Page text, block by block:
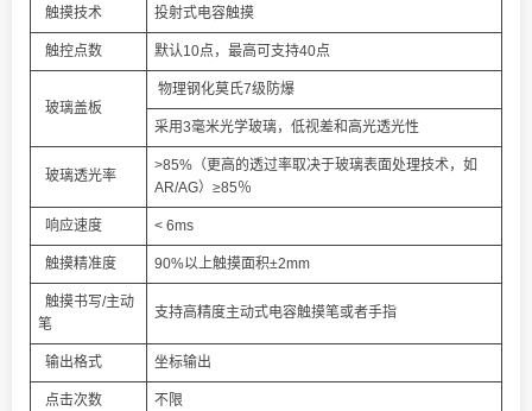
触摸技术 投射式电容触摸
触控点数 默认10点，最高可支持40点
玻璃盖板
物理钢化莫氏7级防爆
采用3毫米光学玻璃，低视差和高光透光性
玻璃透光率
>85%（更高的透过率取决于玻璃表面处理技术，如
AR/AG）≥85％
响应速度 < 6ms
触摸精准度 90%以上触摸面积±2mm
触摸书写/主动
笔
支持高精度主动式电容触摸笔或者手指
输出格式 坐标输出
点击次数 不限